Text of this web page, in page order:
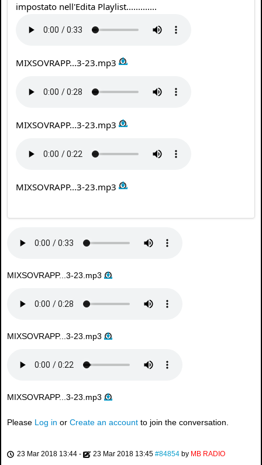
impostato nell'Edita Playlist.............
MIXSOVRAPP...3-23.mp3
MIXSOVRAPP...3-23.mp3
MIXSOVRAPP...3-23.mp3
MIXSOVRAPP...3-23.mp3
MIXSOVRAPP...3-23.mp3
MIXSOVRAPP...3-23.mp3
Please Log in or Create an account to join the conversation.
23 Mar 2018 13:44 - 23 Mar 2018 13:45 #84854 by MB RADIO